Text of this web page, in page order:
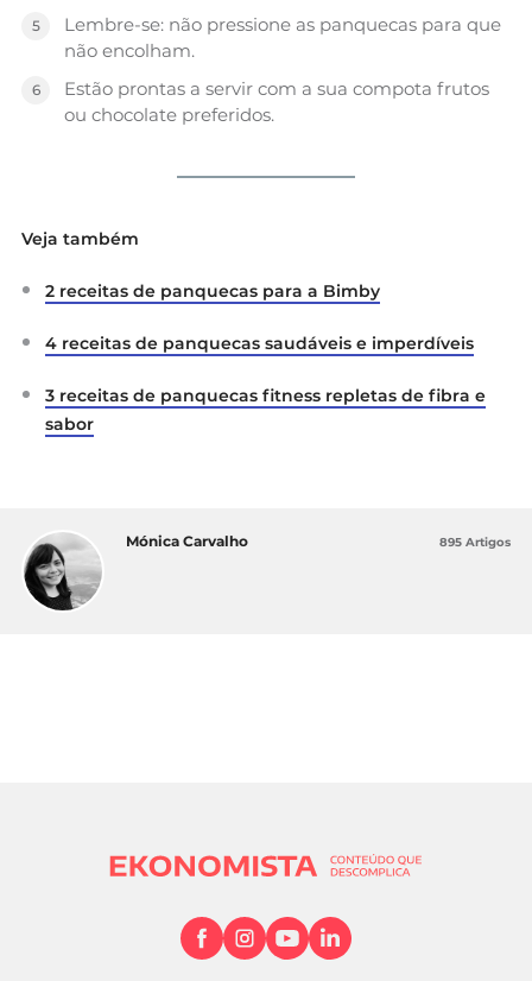
Lembre-se: não pressione as panquecas para que
não encolham.
Estão prontas a servir com a sua compota frutos
ou chocolate preferidos.
Veja também
2 receitas de panquecas para a Bimby
4 receitas de panquecas saudáveis e imperdíveis
3 receitas de panquecas fitness repletas de fibra e
sabor
Mónica Carvalho 895 Artigos